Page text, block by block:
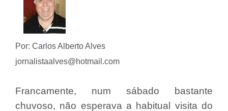
Por: Carlos Alberto Alves
jornalistaalves@hotmail.com
Francamente, num sábado bastante
chuvoso, não esperava a habitual visita do